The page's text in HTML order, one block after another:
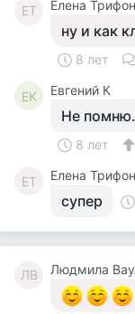
ЕТ Елена
ну и как
8 лет
ЕК Евгений К
Не
8 лет
ЕТ Елена
супер
ЛВ Людмила